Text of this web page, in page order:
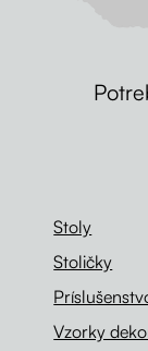
Stoly
Stoličky
Vzorky